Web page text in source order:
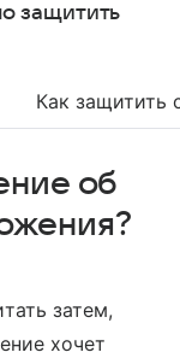
защитить
Как защитить
об
затем,
хочет